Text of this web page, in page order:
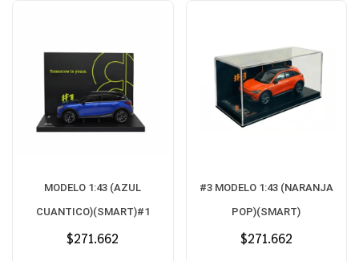
MODELO 1:43 (AZUL
CUANTICO)(SMART)#1
Precio
$271.662
#3 MODELO 1:43 (NARANJA
POP)(SMART)
Precio
$271.662